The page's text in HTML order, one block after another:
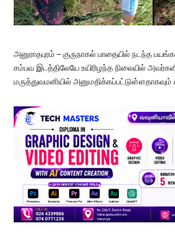
அனுராதபுரம் – குருநாகல் பாதையில் நடந்த
சம்பவ இடத்திலேயே உயிரிழந்த நிலையில்
மருத்துவமனியில் அனுமதிக்கப்பட்டுள்ளதாகவும்